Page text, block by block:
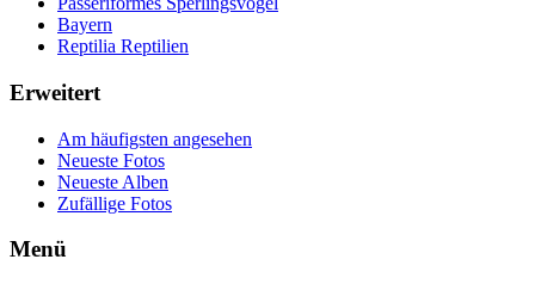
Bayern
Reptilia Reptilien
Erweitert
Am häufigsten angesehen
Neueste Fotos
Neueste Alben
Zufällige Fotos
Menü